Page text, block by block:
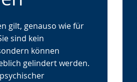
gilt, genauso wie für
sind kein
können
gelindert werden.